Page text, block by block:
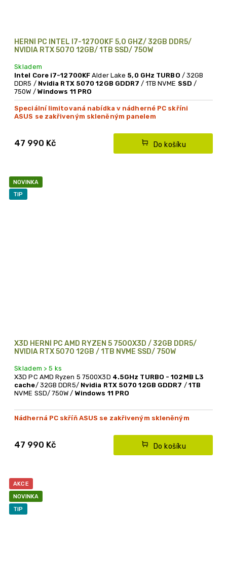
HERNÍ PC INTEL I7-12700KF 5,0 GHZ/ 32GB DDR5/
NVIDIA RTX 5070 12GB/ 1TB SSD/ 750W
Skladem
47 990 Kč Do košíku
Intel Core i7-12700KF Alder Lake 5,0 GHz TURBO / 32GB
DDR5 / Nvidia RTX 5070 12GB GDDR7 / 1TB NVME SSD /
750W / Windows 11 PRO
Speciální limitovaná nabídka v nádherné PC skříni
ASUS se zakřiveným skleněným panelem
NOVINKA
TIP
X3D HERNÍ PC AMD RYZEN 5 7500X3D / 32GB DDR5/
NVIDIA RTX 5070 12GB / 1TB NVME SSD/ 750W
Skladem > 5 ks
47 990 Kč Do košíku
X3D PC AMD Ryzen 5 7500X3D 4.5GHz TURBO - 102MB L3
cache/ 32GB DDR5/ Nvidia RTX 5070 12GB GDDR7 / 1TB
NVME SSD/ 750W / Windows 11 PRO
Nádherná PC skříň ASUS se zakřiveným skleněným
Špičková Nvidia RTX 5070 s 12GB pamětí GDDR7
AKCE
NOVINKA
TIP